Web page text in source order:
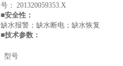
号： 201320059353.X
■安全性：
缺水报警；缺水断电；缺水恢复
■技术参数：
型号